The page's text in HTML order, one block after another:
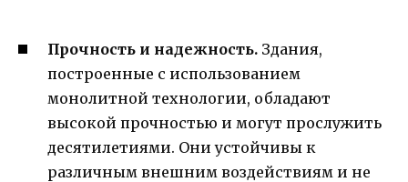
Прочность и надежность. Здания,
построенные с использованием
монолитной технологии, обладают
высокой прочностью и могут прослужить
десятилетиями. Они устойчивы к
различным внешним воздействиям и не